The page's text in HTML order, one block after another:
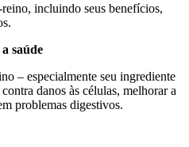
incluindo seus benefícios,
saúde
– especialmente seu ingrediente
danos às células, melhorar a
problemas digestivos.